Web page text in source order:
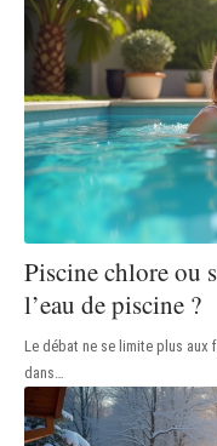
Piscine chlore ou
l’eau de piscine ?
Le débat ne se limite plus aux
dans…